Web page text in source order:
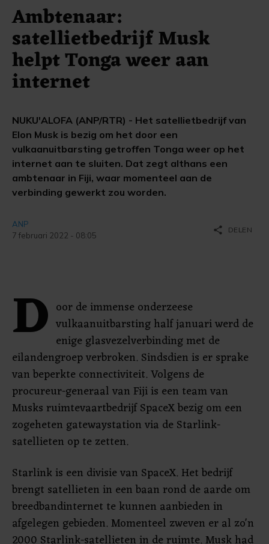
Ambtenaar:
satellietbedrijf Musk
helpt Tonga weer aan
internet
NUKU'ALOFA (ANP/RTR) - Het satellietbedrijf van
Elon Musk is bezig om het door een
vulkaanuitbarsting getroffen Tonga weer op het
internet aan te sluiten. Dat zegt althans een
ambtenaar in Fiji, waar momenteel aan de
verbinding gewerkt zou worden.
ANP
7 februari 2022 - 08:05
share DELEN
D oor de immense onderzeese
vulkaanuitbarsting half januari werd de
enige glasvezelverbinding met de
eilandengroep verbroken. Sindsdien is er sprake
van beperkte connectiviteit. Volgens de
procureur-generaal van Fiji is een team van
Musks ruimtevaartbedrijf SpaceX bezig om een
zogeheten gatewaystation via de Starlink-
satellieten op te zetten.
Starlink is een divisie van SpaceX. Het bedrijf
brengt satellieten in een baan rond de aarde om
breedbandinternet te kunnen aanbieden in
afgelegen gebieden. Momenteel zweven er al zo'n